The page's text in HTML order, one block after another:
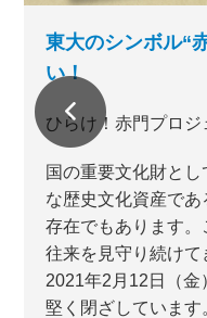
東大のシンボル“
い！
ひらけ！赤門プロジ
国の重要文化財と
な歴史文化資産で
存在でもあります
往来を見守り続け
2021年2月12日（金
堅く閉ざしています